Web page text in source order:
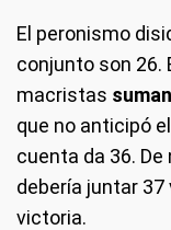
El peronismo
conjunto son 26.
macristas
que no anticipó
cuenta da 36.
debería juntar
victoria.